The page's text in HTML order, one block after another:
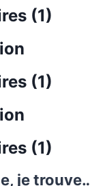
(1)
(1)
(1)
je